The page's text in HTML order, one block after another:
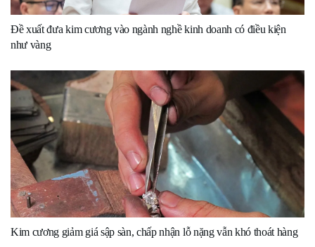
Đề xuất đưa kim cương vào ngành nghề kinh doanh có điều kiện
như vàng
Kim cương giảm giá sập sàn, chấp nhận lỗ nặng vẫn khó thoát hàng